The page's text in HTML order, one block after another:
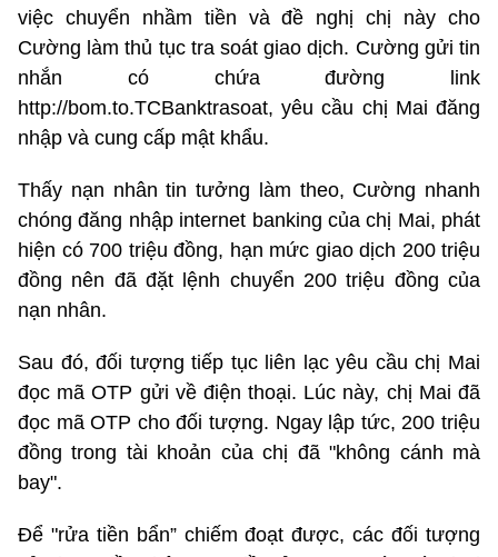
việc chuyển nhầm tiền và đề nghị chị này cho
Cường làm thủ tục tra soát giao dịch. Cường gửi tin
nhắn có chứa đường link
http://bom.to.TCBanktrasoat, yêu cầu chị Mai đăng
nhập và cung cấp mật khẩu.
Thấy nạn nhân tin tưởng làm theo, Cường nhanh
chóng đăng nhập internet banking của chị Mai, phát
hiện có 700 triệu đồng, hạn mức giao dịch 200 triệu
đồng nên đã đặt lệnh chuyển 200 triệu đồng của
nạn nhân.
Sau đó, đối tượng tiếp tục liên lạc yêu cầu chị Mai
đọc mã OTP gửi về điện thoại. Lúc này, chị Mai đã
đọc mã OTP cho đối tượng. Ngay lập tức, 200 triệu
đồng trong tài khoản của chị đã "không cánh mà
bay".
Để "rửa tiền bẩn” chiếm đoạt được, các đối tượng